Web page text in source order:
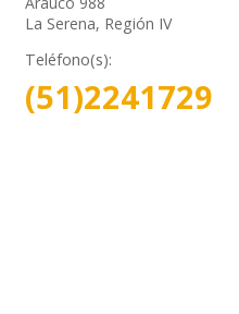
La Serena, Región IV
Teléfono(s):
(51)2241729